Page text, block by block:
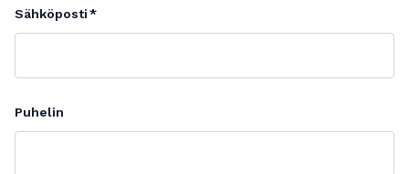
Sähköposti
Puhelin